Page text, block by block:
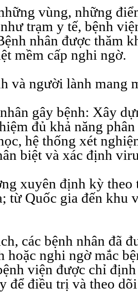
vùng, những
trạm y tế, bệnh
nhân được thăm
mềm cấp nghi ngờ.
và người lành mang
gây bệnh: Xây
đủ khả năng
hệ thống xét
biệt và xác định
xuyên định kỳ theo
từ Quốc gia đến khu
các bệnh nhân đã
hoặc nghi ngờ mắc
viện được chỉ
để điều trị và theo